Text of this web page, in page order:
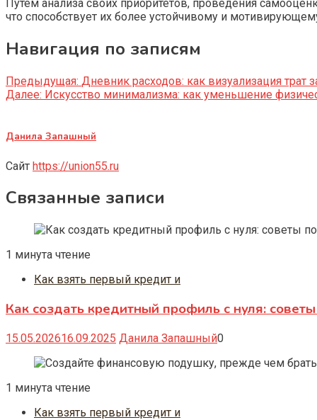
Путем анализа своих приоритетов, проведения
что способствует их более устойчивому и
Навигация по записям
Предыдущая: Дневник расходов: как визуализация трат
Далее: Искусство минимализма: как уменьшение
Данила Запашный
Сайт https://union55.ru
Связанные записи
1 минута чтение
Как взять первый кредит и
Как создать кредитный профиль с нуля:
15.05.202616.09.2025 Данила Запашный0
1 минута чтение
Как взять первый кредит и